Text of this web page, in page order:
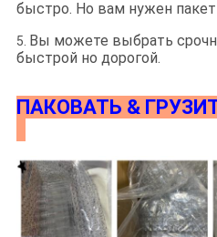
быстро. Но вам нужен
5.
Вы можете выбрать
быстрой но дорогой.
ПАКОВАТЬ &